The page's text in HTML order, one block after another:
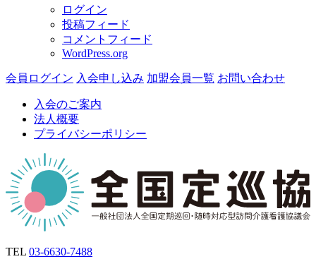
ログイン
投稿フィード
コメントフィード
WordPress.org
会員ログイン 入会申し込み 加盟会員一覧 お問い合わせ
入会のご案内
法人概要
プライバシーポリシー
TEL 03-6630-7488